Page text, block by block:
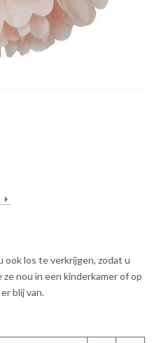
ook los te verkrijgen, zodat u
nou in een kinderkamer of op
blij van.